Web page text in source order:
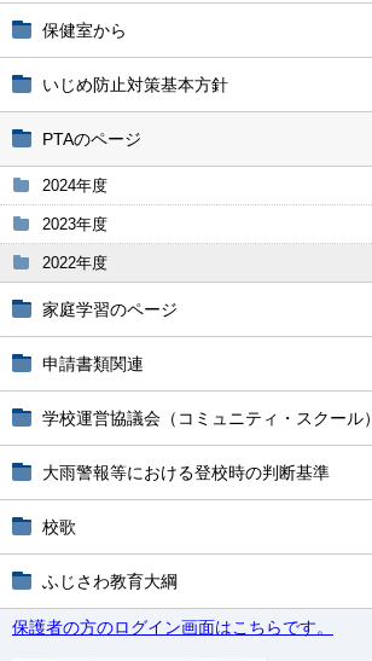
保健室から
いじめ防止対策基本方針
PTAのページ
2024年度
2023年度
2022年度
家庭学習のページ
申請書類関連
学校運営協議会（コミュニティ・スクール）
大雨警報等における登校時の判断基準
校歌
ふじさわ教育大綱
保護者の方のログイン画面はこちらです。